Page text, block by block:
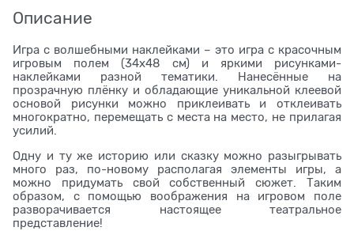
Описание
Игра с волшебными наклейками – это игра с красочным
игровым полем (34х48 см) и яркими рисунками-
наклейками разной тематики. Нанесённые на
прозрачную плёнку и обладающие уникальной клеевой
основой рисунки можно приклеивать и отклеивать
многократно, перемещать с места на место, не прилагая
усилий.
Одну и ту же историю или сказку можно разыгрывать
много раз, по-новому располагая элементы игры, а
можно придумать свой собственный сюжет. Таким
образом, с помощью воображения на игровом поле
разворачивается настоящее театральное
представление!